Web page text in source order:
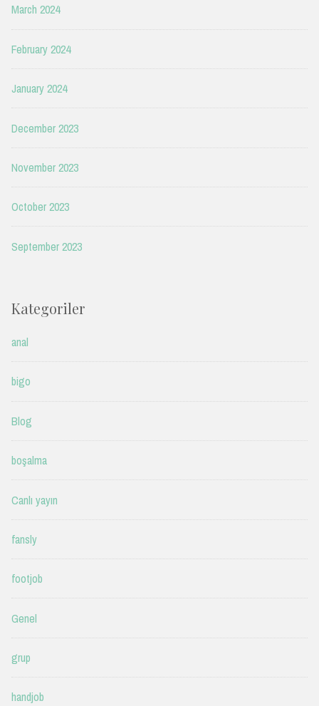
March 2024
February 2024
January 2024
December 2023
November 2023
October 2023
September 2023
Kategoriler
anal
bigo
Blog
boşalma
Canlı yayın
fansly
footjob
Genel
grup
handjob